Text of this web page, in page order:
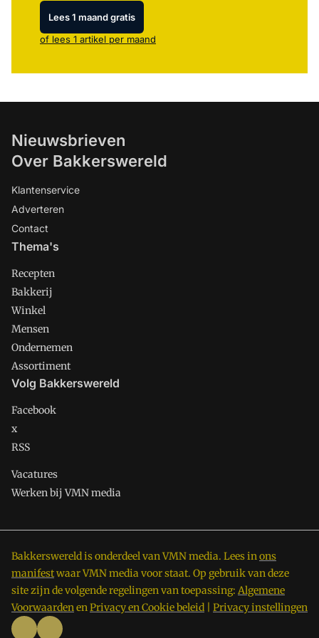
Lees 1 maand gratis
of lees 1 artikel per maand
Nieuwsbrieven
Over Bakkerswereld
Klantenservice
Adverteren
Contact
Thema's
Recepten
Bakkerij
Winkel
Mensen
Ondernemen
Assortiment
Volg Bakkerswereld
Facebook
x
RSS
Vacatures
Werken bij VMN media
Bakkerswereld is onderdeel van VMN media. Lees inons
manifestwaar VMN media voor staat. Op gebruik van deze
site zijn de volgende regelingen van toepassing: Algemene
VoorwaardenenPrivacy en Cookie beleid Privacy instellingen